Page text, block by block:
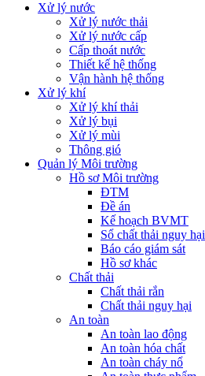
Xử lý nước
Xử lý nước thải
Xử lý nước cấp
Cấp thoát nước
Thiết kế hệ thống
Vận hành hệ thống
Xử lý khí
Xử lý khí thải
Xử lý bụi
Xử lý mùi
Thông gió
Quản lý Môi trường
Hồ sơ Môi trường
ĐTM
Đề án
Kế hoạch BVMT
Sổ chất thải nguy hại
Báo cáo giám sát
Hồ sơ khác
Chất thải
Chất thải rắn
Chất thải nguy hại
An toàn
An toàn lao động
An toàn hóa chất
An toàn cháy nổ